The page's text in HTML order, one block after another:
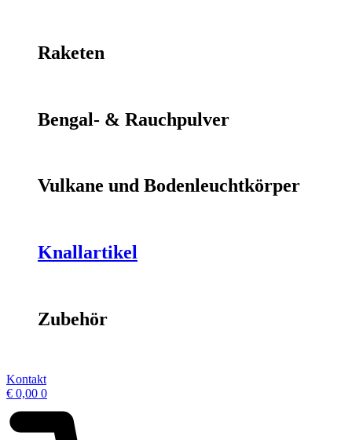
Raketen
Bengal- & Rauchpulver
Vulkane und Bodenleuchtkörper
Knallartikel
Zubehör
Kontakt
€ 0,00 0